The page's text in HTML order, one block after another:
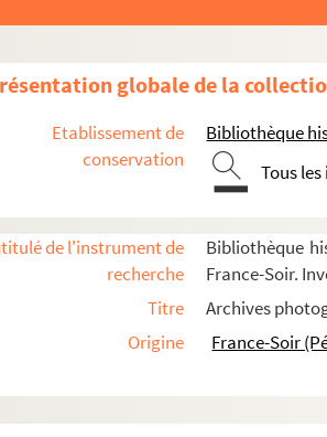
globale de la
Etablissement de
conservation
Bibliothèque
Tous
de l'instrument de
recherche
Bibliothèque
France-Soir.
Titre
Archives
Origine
France-Soir